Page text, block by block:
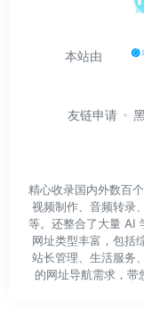
本站由
友链申请
精心收录国内外数百
视频制作、音频转录
等。还整合了大量 AI
网址类型丰富，包括
站长管理、生活服务
的网址导航需求，带